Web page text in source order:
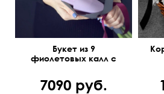
Букет из 9
фиолетовых калл с
7090 руб.